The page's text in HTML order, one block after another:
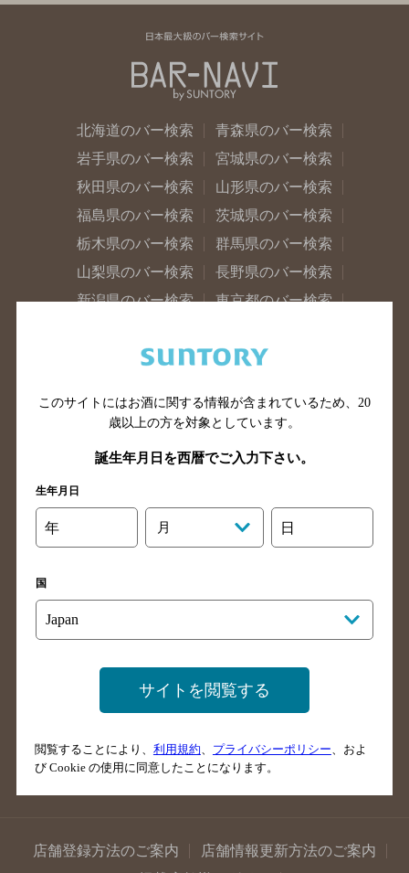
北海道のバー検索
青森県のバー検索
岩手県のバー検索
宮城県のバー検索
秋田県のバー検索
山形県のバー検索
福島県のバー検索
茨城県のバー検索
栃木県のバー検索
群馬県のバー検索
山梨県のバー検索
長野県のバー検索
新潟県のバー検索
東京都のバー検索
埼玉県のバー検索
愛知県のバー検索
岐阜県のバー検索
富山県のバー検索
大阪府のバー検索
京都府のバー検索
兵庫県のバー検索
滋賀県のバー検索
和歌山県のバー検索
香川県のバー検索
愛媛県のバー検索
高知県のバー検索
福岡県のバー検索
長崎県のバー検索
佐賀県のバー検索
宮崎県のバー検索
鹿児島県のバー検索
店舗登録方法のご案内
店舗情報更新方法のご案内
このサイトにはお酒に関する情報が含まれているため、 20
歳以上の方を対象としています。
誕生年月日を西暦でご入力下さい。
生年月日
年 月 日
国
サイトを閲覧する
閲覧することにより、 利用規約、 プライバシーポリシー、およ
び Cookie の使用に同意したことになります。